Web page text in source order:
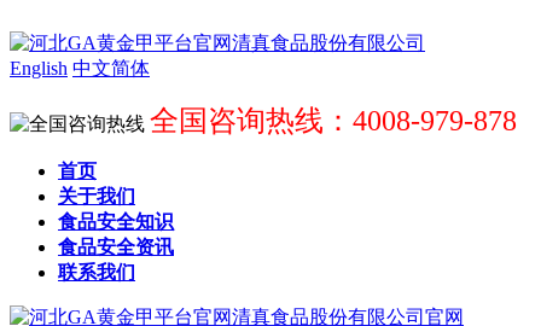
English 中文简体
全国咨询热线：4008-979-878
首页
关于我们
食品安全知识
食品安全资讯
联系我们